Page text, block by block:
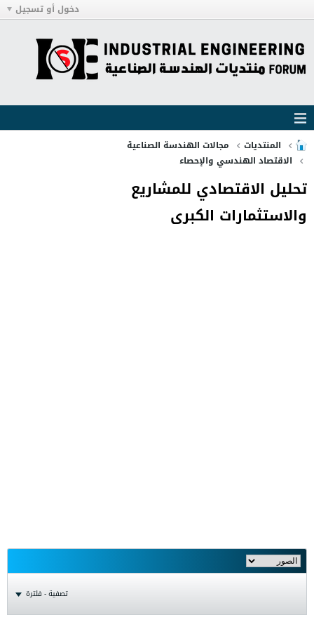
دخول أو تسجيل
المنتديات
مجالات الهندسة الصناعية
الاقتصاد الهندسي والإحصاء
تحليل الاقتصادي للمشاريع
والاستثمارات الكبرى
تصفية - فلترة